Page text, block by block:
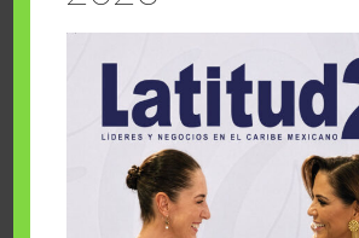
Cuando la solidaridad inspira;
sueños Fairmont Mayakoba y